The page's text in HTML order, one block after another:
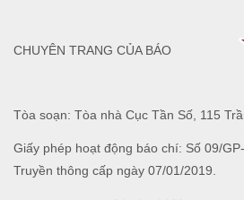
Tòa soạn: Tòa nhà Cục Tần Số, 115
Giấy phép hoạt động báo chí: Số 09/
Truyền thông cấp ngày 07/01/2019.
CHUYÊN TRANG CỦA BÁO